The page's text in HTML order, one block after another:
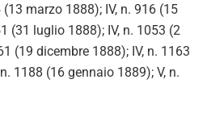
marzo 1888); IV, n. 916 (15
(31 luglio 1888); IV, n. 1053 (2
(19 dicembre 1888); IV, n. 1163
1188 (16 gennaio 1889); V, n.